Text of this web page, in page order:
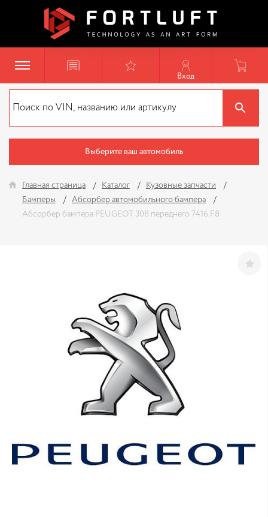
Вход
Выберите ваш автомобиль
Главная страница Каталог
Кузовные запчасти
Бамперы
Абсорбер автомобильного бампера
Абсорбер бампера PEUGEOT 308 переднего 7416.F8